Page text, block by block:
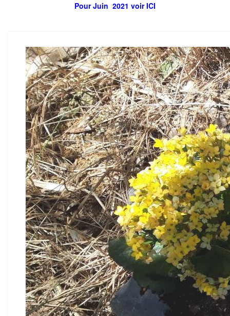
Pour Juin 2021 voir ICI